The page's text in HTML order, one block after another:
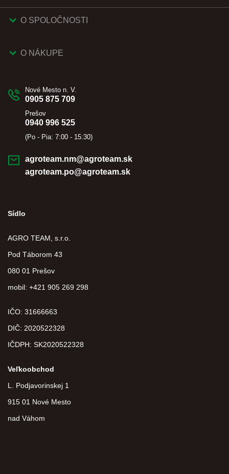
O SPOLOČNOSTI
O NÁKUPE
Nové Mesto n. V.
0905 875 709
Prešov
0940 996 525
(Po - Pia: 7:00 - 15:30)
agroteam.nm@agroteam.sk
agroteam.po@agroteam.sk
Sídlo
AGRO TEAM, s.r.o.
Pod Táborom 43
080 01 Prešov
mobil: +421 905 269 298
IČO: 31666663
DIČ: 2020522328
IČDPH: SK2020522328
Veľkoobchod
L. Podjavorinskej 1
915 01 Nové Mesto
nad Váhom